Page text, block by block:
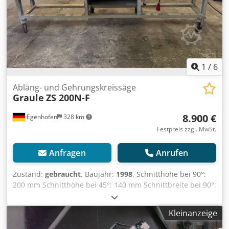
1 / 6
Egenhofen 328 km
Abläng- und Gehrungskreissäge
Graule ZS 200N-F
8.900 €
Festpreis zzgl. MwSt.
Anfragen Anrufen
Zustand: gebraucht, Baujahr: 1998, Schnitthöhe bei 90°:
200 mm Schnitthöhe bei 45°: 140 mm Schnittbreite bei 90°:
420 mm Schnittbreite bei 45°: 295 mm Gehrungsbereich
horizontal: 45° -90° -25° Gehrungsbereich vertikal: 60° -90°
-30° Sägeblattduchmesser: 520 mm Drehzahl: 2800 U/min
Kleinanzeige